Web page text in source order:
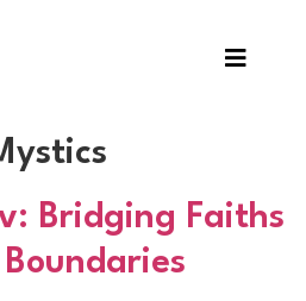
Bridging Faiths